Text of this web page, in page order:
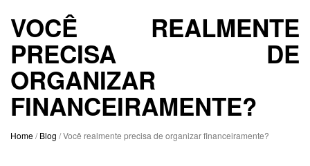
VOCÊ REALMENTE
PRECISA DE
ORGANIZAR
FINANCEIRAMENTE?
Home/Blog / Você realmente precisa de organizar financeiramente?